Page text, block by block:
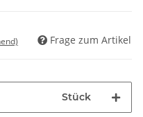
Frage zum Artikel
Stück